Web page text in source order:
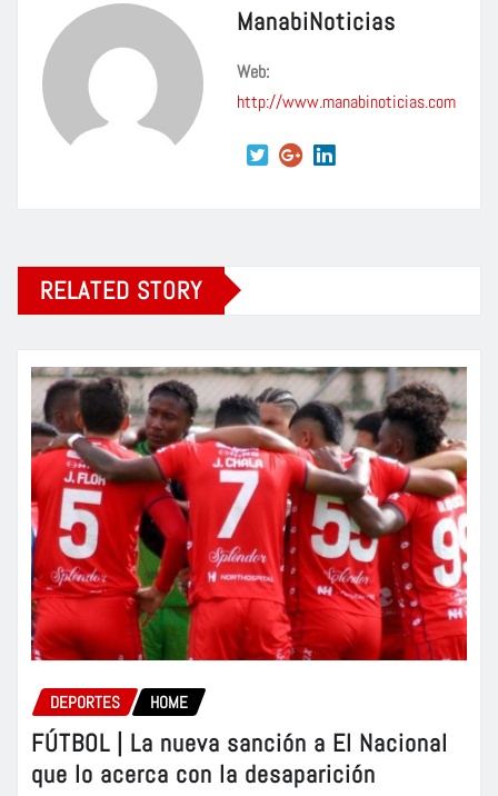
ManabiNoticias
Web:
http://www.manabinoticias.com
RELATED STORY
DEPORTES HOME
FÚTBOL | La nueva sanción a El Nacional
que lo acerca con la desaparición